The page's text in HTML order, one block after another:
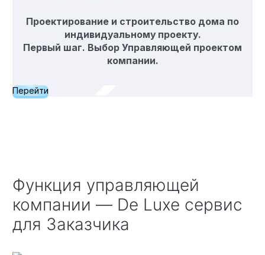
Проектирование и строительство дома по
индивидуальному проекту.
Первый шаг. Выбор Управляющей проектом
компании.
Перейти
Функция управляющей
компании — De Luxe сервис
для Заказчика